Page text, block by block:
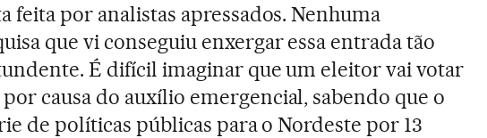
feita por analistas apressados. Nenhuma
que vi conseguiu enxergar essa entrada tão
É difícil imaginar que um eleitor vai votar
causa do auxílio emergencial, sabendo que o
de políticas públicas para o Nordeste por 13